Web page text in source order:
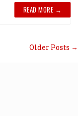
READ MORE →
Older Posts →